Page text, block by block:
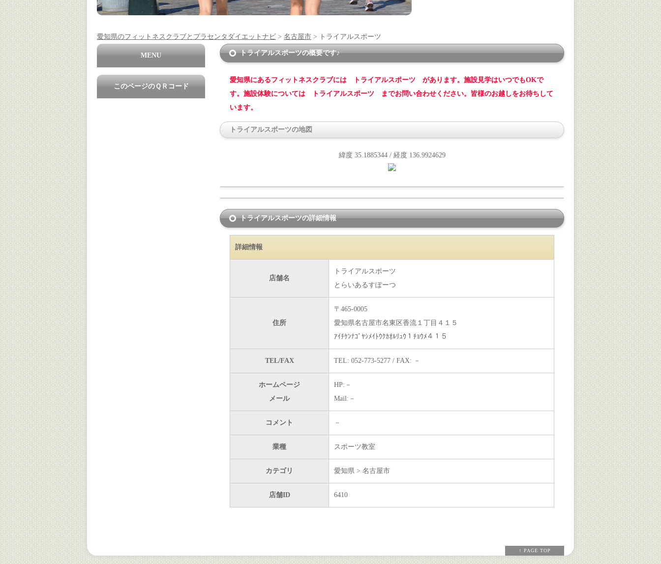
愛知県のフィットネスクラブとプラセンタダイエットナビ > 名古屋市 > トライアルスポーツ
トライアルスポーツの概要です♪
愛知県にあるフィットネスクラブには トライアルスポーツ があります。施設見学はいつでもOKで
す。施設体験については トライアルスポーツ までお問い合わせください。皆様のお越しをお待ちして
います。
トライアルスポーツの地図
緯度 35.1885344 / 経度 136.9924629
トライアルスポーツの詳細情報
詳細情報
店舗名
トライアルスポーツ
とらいあるすぽーつ
住所
〒465-0005
愛知県名古屋市名東区香流１丁目４１５
ｱｲﾁｹﾝﾅｺﾞﾔｼﾒｲﾄｳｸｶｵﾙﾘｭｳ１ﾁｮｳﾒ４１５
TEL/FAX TEL: 052-773-5277 / FAX: －
ホームページ
メール
HP:－
Mail:－
コメント －
業種 スポーツ教室
カテゴリ 愛知県 > 名古屋市
店舗ID 6410
MENU
このページのＱＲコード
↑ PAGE TOP